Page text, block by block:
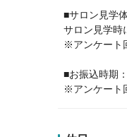
■サロン見学
サロン見学時
※アンケート
■お振込時期
※アンケート